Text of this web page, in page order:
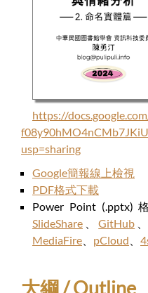
https://
usp=sharing
Google簡報線上檢視
PDF格式下載
Power Point (.pptx)
SlideShare 、GitHub
MediaFire
pCloud
大綱 / Outline